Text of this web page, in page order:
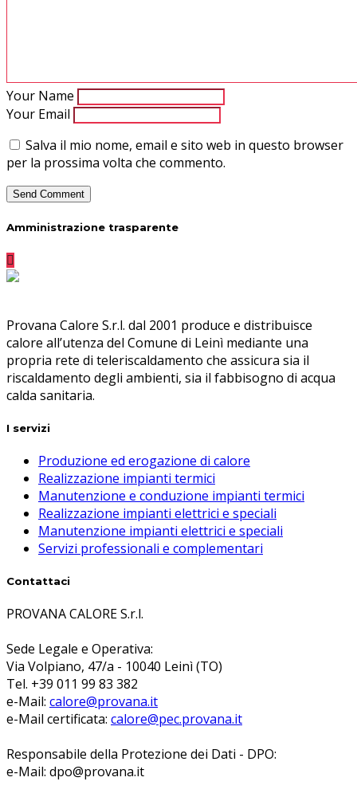
Your Name
Your Email
Salva il mio nome, email e sito web in questo browser
per la prossima volta che commento.
Amministrazione trasparente
Provana Calore S.r.l. dal 2001 produce e distribuisce
calore all’utenza del Comune di Leinì mediante una
propria rete di teleriscaldamento che assicura sia il
riscaldamento degli ambienti, sia il fabbisogno di acqua
calda sanitaria.
I servizi
Produzione ed erogazione di calore
Realizzazione impianti termici
Manutenzione e conduzione impianti termici
Realizzazione impianti elettrici e speciali
Manutenzione impianti elettrici e speciali
Servizi professionali e complementari
Contattaci
PROVANA CALORE S.r.l.
Sede Legale e Operativa:
Via Volpiano, 47/a - 10040 Leinì (TO)
Tel. +39 011 99 83 382
e-Mail: calore@provana.it
e-Mail certificata: calore@pec.provana.it
Responsabile della Protezione dei Dati - DPO:
e-Mail: dpo@provana.it